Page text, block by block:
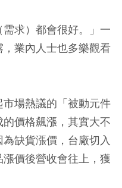
需求）都會很好。」一
業內人士也多樂觀看
場熱議的「被動元件
價格飆漲，其實大不
缺貨漲價，台廠切入
價後營收會往上，獲